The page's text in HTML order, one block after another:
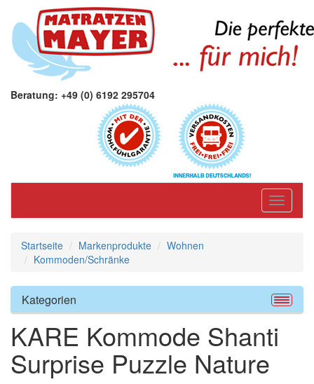
Beratung: +49 (0) 6192 295704
Toggle
Startseite Markenprodukte
Wohnen
Kommoden/Schränke
Kategorien
KARE Kommode Shanti
Surprise Puzzle Nature